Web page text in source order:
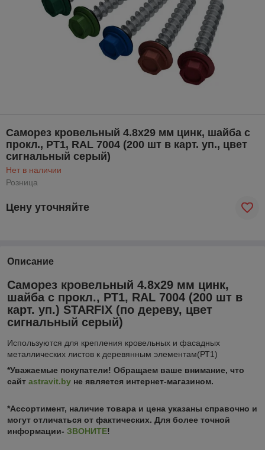
Саморез кровельный 4.8х29 мм цинк, шайба с
прокл., PT1, RAL 7004 (200 шт в карт. уп., цвет
сигнальный серый)
Нет в наличии
Розница
Цену уточняйте
Описание
Саморез кровельный 4.8х29 мм цинк,
шайба с прокл., PT1, RAL 7004 (200 шт в
карт. уп.) STARFIX (по дереву, цвет
сигнальный серый)
Используются для крепления кровельных и фасадных
металлических листов к деревянным элементам(РТ1)
*Уважаемые покупатели! Обращаем ваше внимание, что
сайт astravit.by не является интернет-магазином.
*Ассортимент, наличие товара и цена указаны справочно и
могут отличаться от фактических. Для более точной
информации- ЗВОНИТЕ!